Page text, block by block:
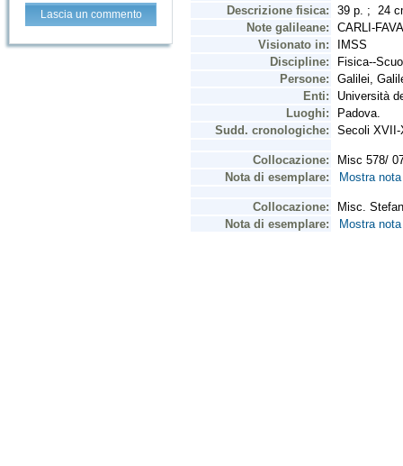
Lascia un commento